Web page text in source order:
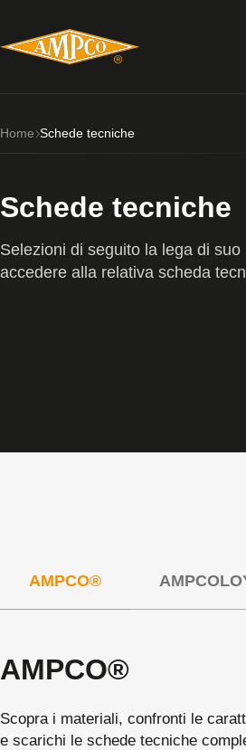
Home Schede tecniche
Schede tecniche
Selezioni di seguito la lega di
accedere alla relativa scheda
AMPCO®
AMPCO®
Scopra i materiali, confronti le
e scarichi le schede tecniche